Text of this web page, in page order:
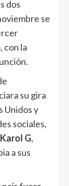
dos
se
con la
su gira
Unidos y
sociales,
Karol G,
a sus